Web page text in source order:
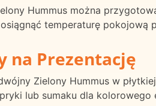
Hummus można
temperaturę pokojową
na Prezentację
Zielony Hummus w
lub sumaku dla kolorowego